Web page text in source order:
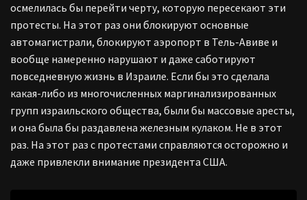
осмелилась бы перейти черту, которую пересекают эти
протесты. На этот раз они блокируют основные
автомагистрали, блокируют аэропорт в Тель-Авиве и
вообще намеренно нарушают и даже саботируют
повседневную жизнь в Израиле. Если бы это сделала
какая-либо из многочисленных маргинализированных
групп израильского общества, были бы массовые аресты,
и она была бы раздавлена железным кулаком. Не в этот
раз. На этот раз с протестами справляются осторожно и
даже привлекли внимание президента США.